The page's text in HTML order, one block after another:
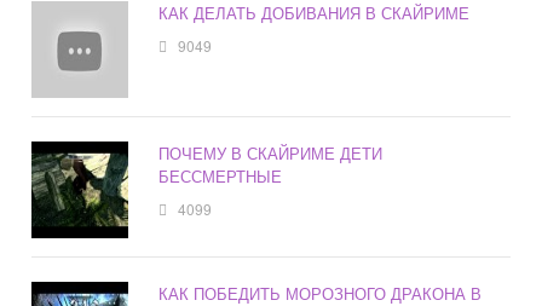
КАК ДЕЛАТЬ ДОБИВАНИЯ В СКАЙРИМЕ
9049
ПОЧЕМУ В СКАЙРИМЕ ДЕТИ
БЕССМЕРТНЫЕ
4099
КАК ПОБЕДИТЬ МОРОЗНОГО ДРАКОНА В